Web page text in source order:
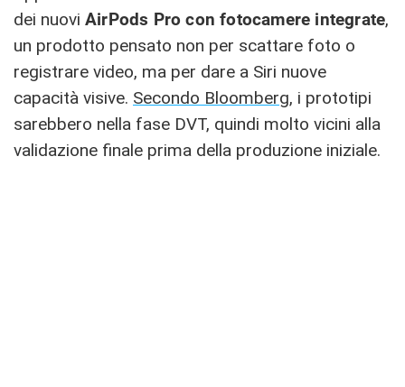
dei nuovi AirPods Pro con fotocamere integrate,
un prodotto pensato non per scattare foto o
registrare video, ma per dare a Siri nuove
capacità visive. Secondo Bloomberg, i prototipi
sarebbero nella fase DVT, quindi molto vicini alla
validazione finale prima della produzione iniziale.